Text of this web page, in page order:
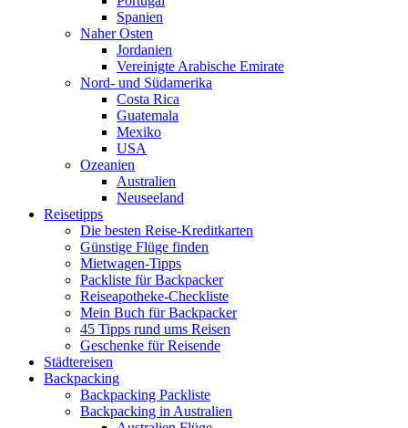
Spanien
Naher Osten
Jordanien
Vereinigte Arabische Emirate
Nord- und Südamerika
Costa Rica
Guatemala
Mexiko
USA
Ozeanien
Australien
Neuseeland
Reisetipps
Die besten Reise-Kreditkarten
Günstige Flüge finden
Mietwagen-Tipps
Packliste für Backpacker
Reiseapotheke-Checkliste
Mein Buch für Backpacker
45 Tipps rund ums Reisen
Geschenke für Reisende
Städtereisen
Backpacking
Backpacking Packliste
Backpacking in Australien